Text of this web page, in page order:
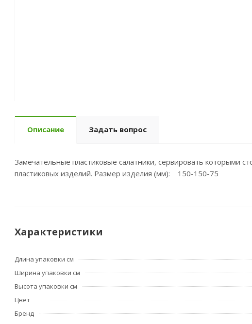
Описание Задать вопрос
Замечательные пластиковые салатники, сервировать которыми
пластиковых изделий. Размер изделия (мм): 150-150-75
Характеристики
Длина упаковки см
Ширина упаковки см
Высота упаковки см
Цвет
Бренд